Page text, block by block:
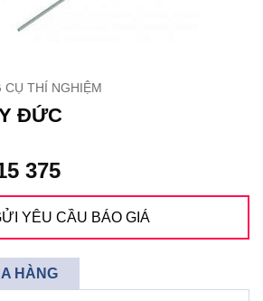
CỤ THÍ NGHIỆM
ĐỨC
375
YÊU CẦU BÁO GIÁ
HÀNG